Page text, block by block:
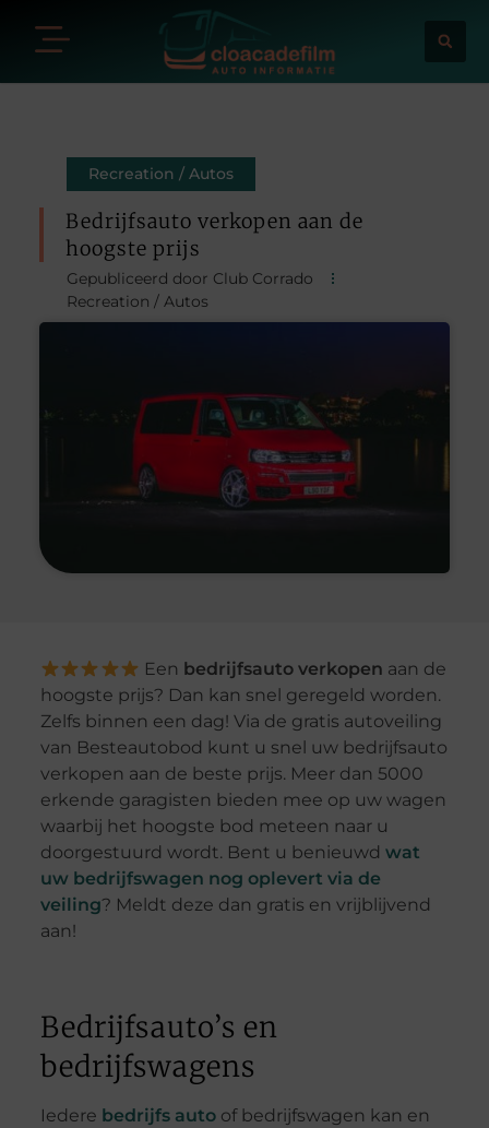
Recreation / Autos
Bedrijfsauto verkopen aan de
hoogste prijs
Gepubliceerd door Club Corrado
Recreation / Autos
Een bedrijfsauto verkopen aan de
hoogste prijs? Dan kan snel geregeld worden.
Zelfs binnen een dag! Via de gratis autoveiling
van Besteautobod kunt u snel uw bedrijfsauto
verkopen aan de beste prijs. Meer dan 5000
erkende garagisten bieden mee op uw wagen
waarbij het hoogste bod meteen naar u
doorgestuurd wordt. Bent u benieuwd wat
uw bedrijfswagen nog oplevert via de
veiling? Meldt deze dan gratis en vrijblijvend
aan!
Bedrijfsauto’s en
bedrijfswagens
Iedere bedrijfs autoof bedrijfswagen kan en